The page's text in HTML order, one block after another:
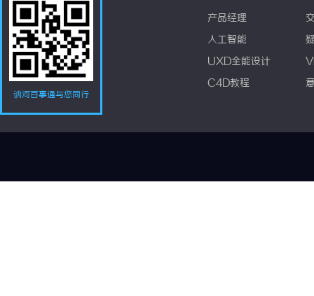
讷河百事通与您同行
产品经理
人工智能
UXD全能设计
C4D教程